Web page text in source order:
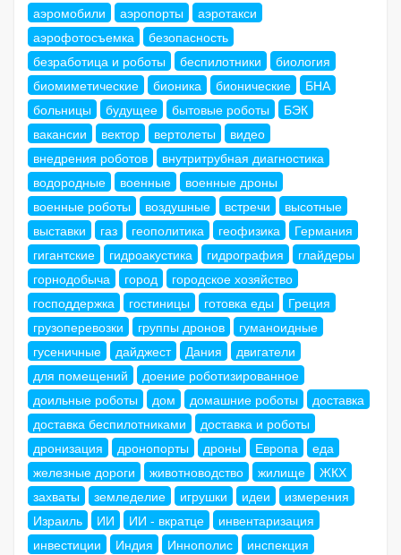
аэромобили
аэропорты
аэротакси
аэрофотосъемка
безопасность
безработица и роботы
беспилотники
биология
биомиметические
бионика бионические
БНА
больницы
будущее бытовые роботы
БЭК
вакансии
вектор вертолеты
видео
внедрения роботов
внутритрубная диагностика
водородные
военные
военные дроны
военные роботы
воздушные встречи
высотные
выставки
газ геополитика геофизика
Германия
гигантские
гидроакустика гидрография
глайдеры
горнодобыча
город
городское хозяйство
господдержка
гостиницы готовка еды
Греция
грузоперевозки
группы дронов
гуманоидные
гусеничные
дайджест Дания
двигатели
для помещений
доение роботизированное
доильные роботы
дом домашние роботы
доставка
доставка беспилотниками
доставка и роботы
дронизация
дронопорты дроны Европа
еда
железные дороги
животноводство жилище
ЖКХ
захваты
земледелие игрушки идеи
измерения
Израиль
ИИ ИИ - вкратце
инвентаризация
инвестиции
Индия Иннополис
инспекция